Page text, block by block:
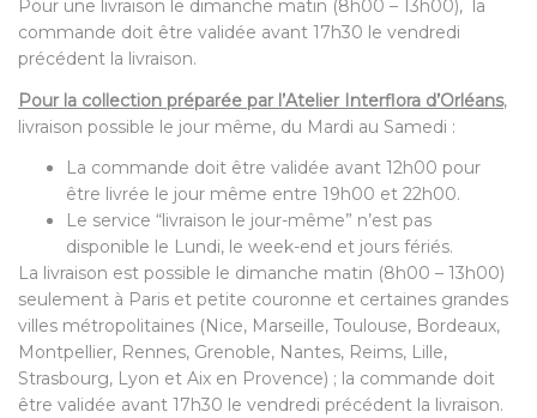
Pour une livraison le dimanche matin (8h00 – 13h00), la
commande doit être validée avant 17h30 le vendredi
précédent la livraison.
Pour la collection préparée par l’Atelier Interflora d’Orléans,
livraison possible le jour même, du Mardi au Samedi :
La commande doit être validée avant 12h00 pour
être livrée le jour même entre 19h00 et 22h00.
Le service “livraison le jour-même” n’est pas
disponible le Lundi, le week-end et jours fériés.
La livraison est possible le dimanche matin (8h00 – 13h00)
seulement à Paris et petite couronne et certaines grandes
villes métropolitaines (Nice, Marseille, Toulouse, Bordeaux,
Montpellier, Rennes, Grenoble, Nantes, Reims, Lille,
Strasbourg, Lyon et Aix en Provence) ; la commande doit
être validée avant 17h30 le vendredi précédent la livraison.